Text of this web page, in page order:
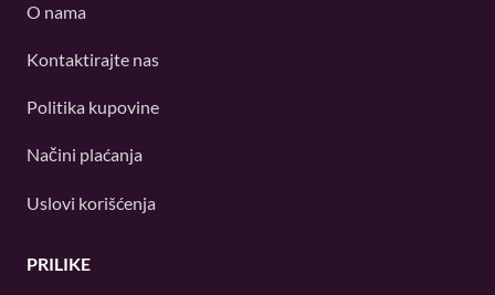
O nama
Kontaktirajte nas
Politika kupovine
Načini plaćanja
Uslovi korišćenja
PRILIKE